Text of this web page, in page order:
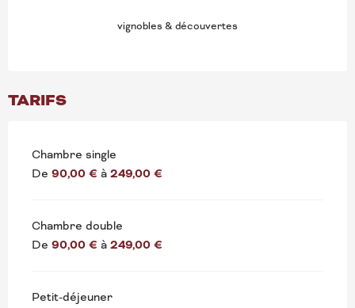
vignobles & découvertes
TARIFS
Chambre single
De 90,00 € à 249,00 €
Chambre double
De 90,00 € à 249,00 €
Petit-déjeuner